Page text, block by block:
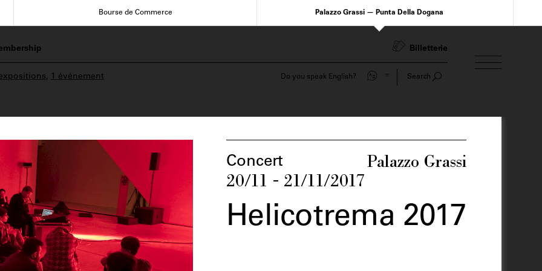
Bourse de Commerce Palazzo Grassi — Punta Della Dogana
Billetterie
, 1 événement Do you speak English? Search
Concert
20/11 - 21/11/2017
Palazzo Grassi
Helicotrema 2017